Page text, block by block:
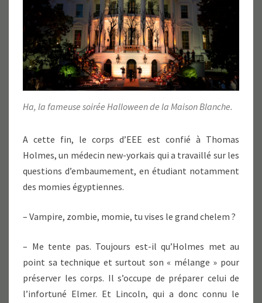
Ha, la fameuse soirée Halloween de la Maison Blanche.
A cette fin, le corps d’EEE est confié à Thomas
Holmes, un médecin new-yorkais qui a travaillé sur les
questions d’embaumement, en étudiant notamment
des momies égyptiennes.
– Vampire, zombie, momie, tu vises le grand chelem ?
– Me tente pas. Toujours est-il qu’Holmes met au
point sa technique et surtout son « mélange » pour
préserver les corps. Il s’occupe de préparer celui de
l’infortuné Elmer. Et Lincoln, qui a donc connu le